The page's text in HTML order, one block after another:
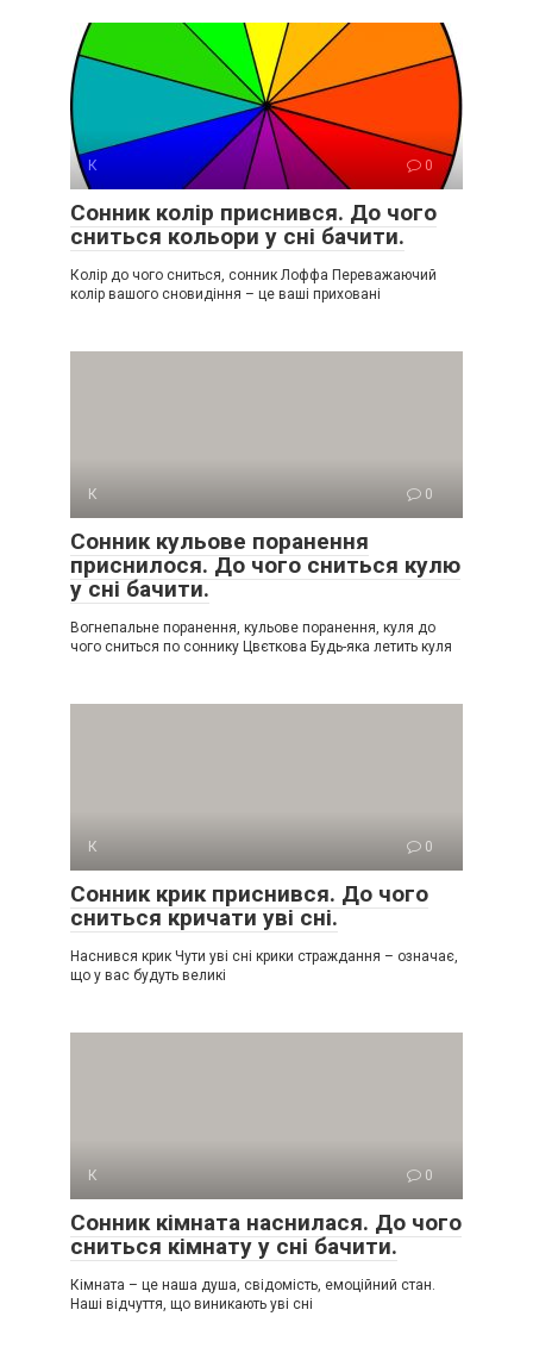
К 0
Сонник колір приснився. До чого
сниться кольори у сні бачити.
Колір до чого сниться, сонник Лоффа Переважаючий
колір вашого сновидіння – це ваші приховані
К 0
Сонник кульове поранення
приснилося. До чого сниться кулю
у сні бачити.
Вогнепальне поранення, кульове поранення, куля до
чого сниться по соннику Цвєткова Будь-яка летить куля
К 0
Сонник крик приснився. До чого
сниться кричати уві сні.
Наснився крик Чути уві сні крики страждання – означає,
що у вас будуть великі
К 0
Сонник кімната наснилася. До чого
сниться кімнату у сні бачити.
Кімната – це наша душа, свідомість, емоційний стан.
Наші відчуття, що виникають уві сні